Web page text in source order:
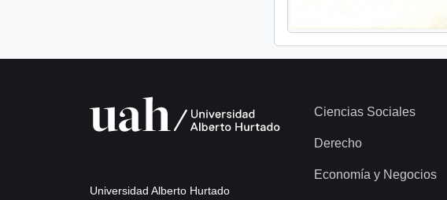
Universidad Alberto Hurtado
Ciencias Sociales
Derecho
Economía y Negocios